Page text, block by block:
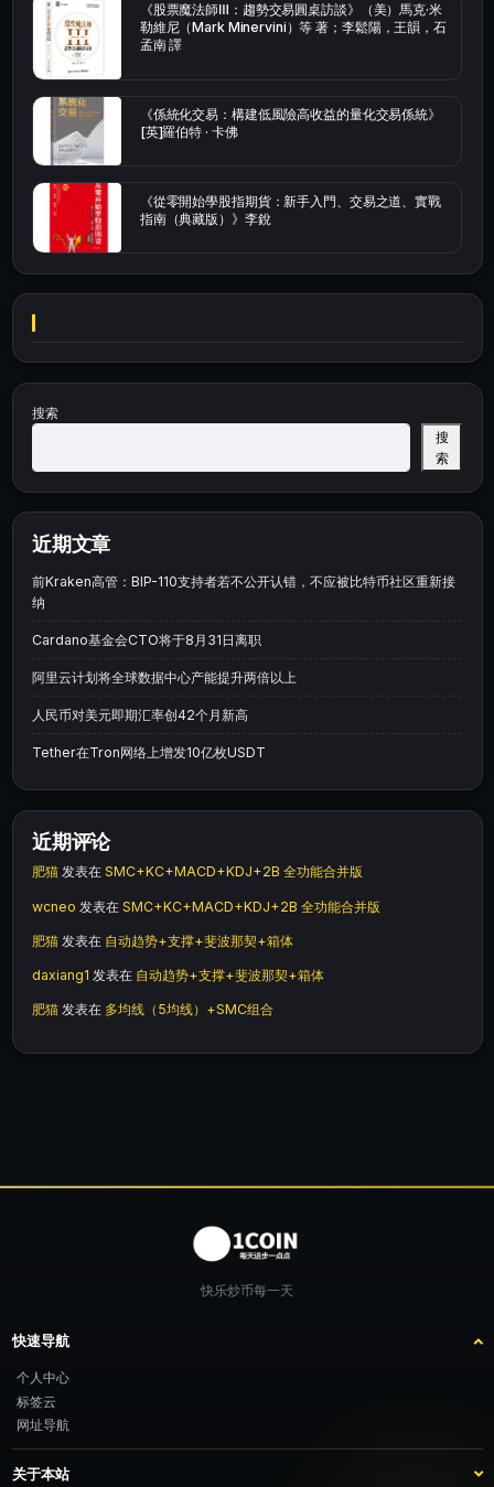
《股票魔法師Ⅲ：趨勢交易圓桌訪談》（美）馬克·米
勒維尼（Mark Minervini）等 著；李鬆陽，王韻，石
孟南 譯
《係統化交易：構建低風險高收益的量化交易係統》
[英]羅伯特 · 卡佛
《從零開始學股指期貨：新手入門、交易之道、實戰
指南（典藏版）》李銳
搜索
搜
索
近期文章
前Kraken高管：BIP-110支持者若不公开认错，不应被比特币社区重新接
纳
Cardano基金会CTO将于8月31日离职
阿里云计划将全球数据中心产能提升两倍以上
人民币对美元即期汇率创42个月新高
Tether在Tron网络上增发10亿枚USDT
近期评论
肥猫 发表在 SMC+KC+MACD+KDJ+2B 全功能合并版
wcneo 发表在 SMC+KC+MACD+KDJ+2B 全功能合并版
肥猫 发表在 自动趋势+支撑+斐波那契+箱体
daxiang1 发表在 自动趋势+支撑+斐波那契+箱体
肥猫 发表在 多均线（5均线）+SMC组合
快乐炒币每一天
快速导航
个人中心
标签云
网址导航
关于本站